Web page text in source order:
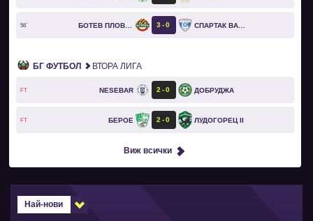
56` БОТЕВ ПЛОВДИВ 3 0 СПАРТАК ВАРНА
БГ ФУТБОЛ ВТОРА ЛИГА
FT NESEBAR 2 0 ДОБРУДЖА
FT БЕРОЕ 2 0 ЛУДОГОРЕЦ II
Виж всички
Най-нови